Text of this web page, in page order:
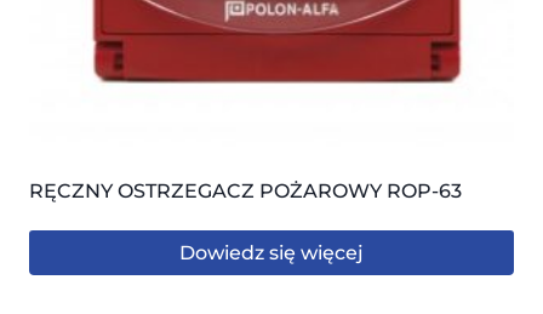
RĘCZNY OSTRZEGACZ POŻAROWY ROP-63
Dowiedz się więcej